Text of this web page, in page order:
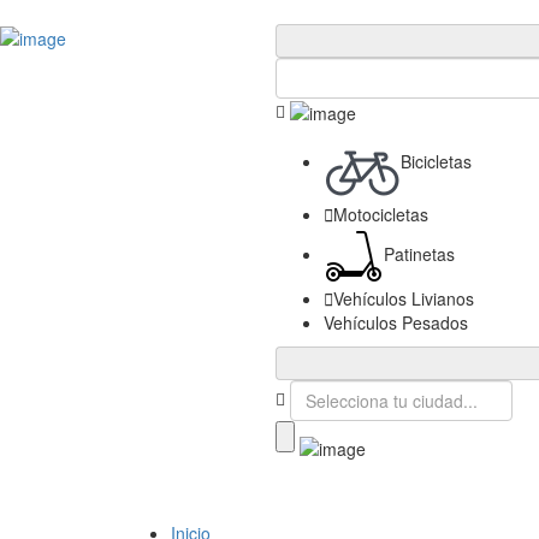
Publica tu Empresa
Bicicletas
Motocicletas
Patinetas
Vehículos Livianos
Vehículos Pesados
Inicio